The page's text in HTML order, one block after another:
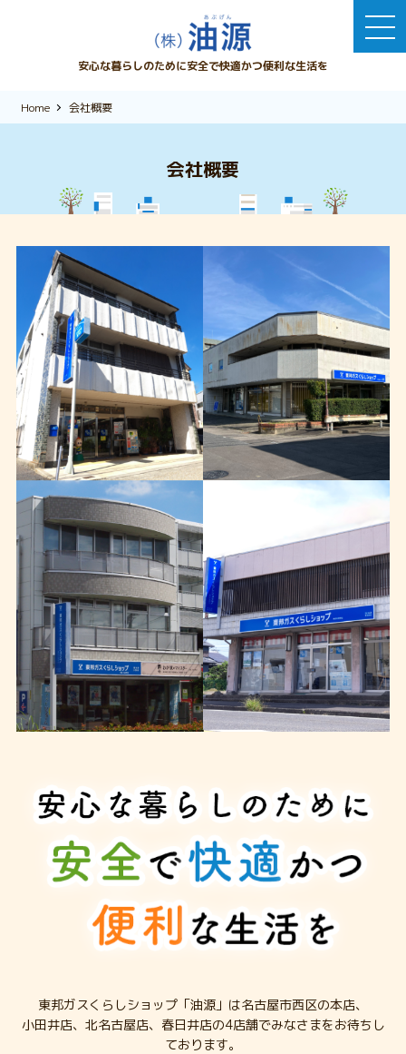
安心な暮らしのために安全で快適かつ便利な生活を
Home 会社概要
会社概要
東邦ガスくらしショップ「油源」は名古屋市西区の本店、
小田井店、北名古屋店、春日井店の4店舗でみなさまをお待ちし
ております。